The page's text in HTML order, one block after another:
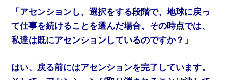
「アセンションし、選択をする段階で、地球に戻っ
て仕事を続けることを選んだ場合、その時点では、
私達は既にアセンションしているのですか？」
はい、戻る前にはアセンションを完了しています。